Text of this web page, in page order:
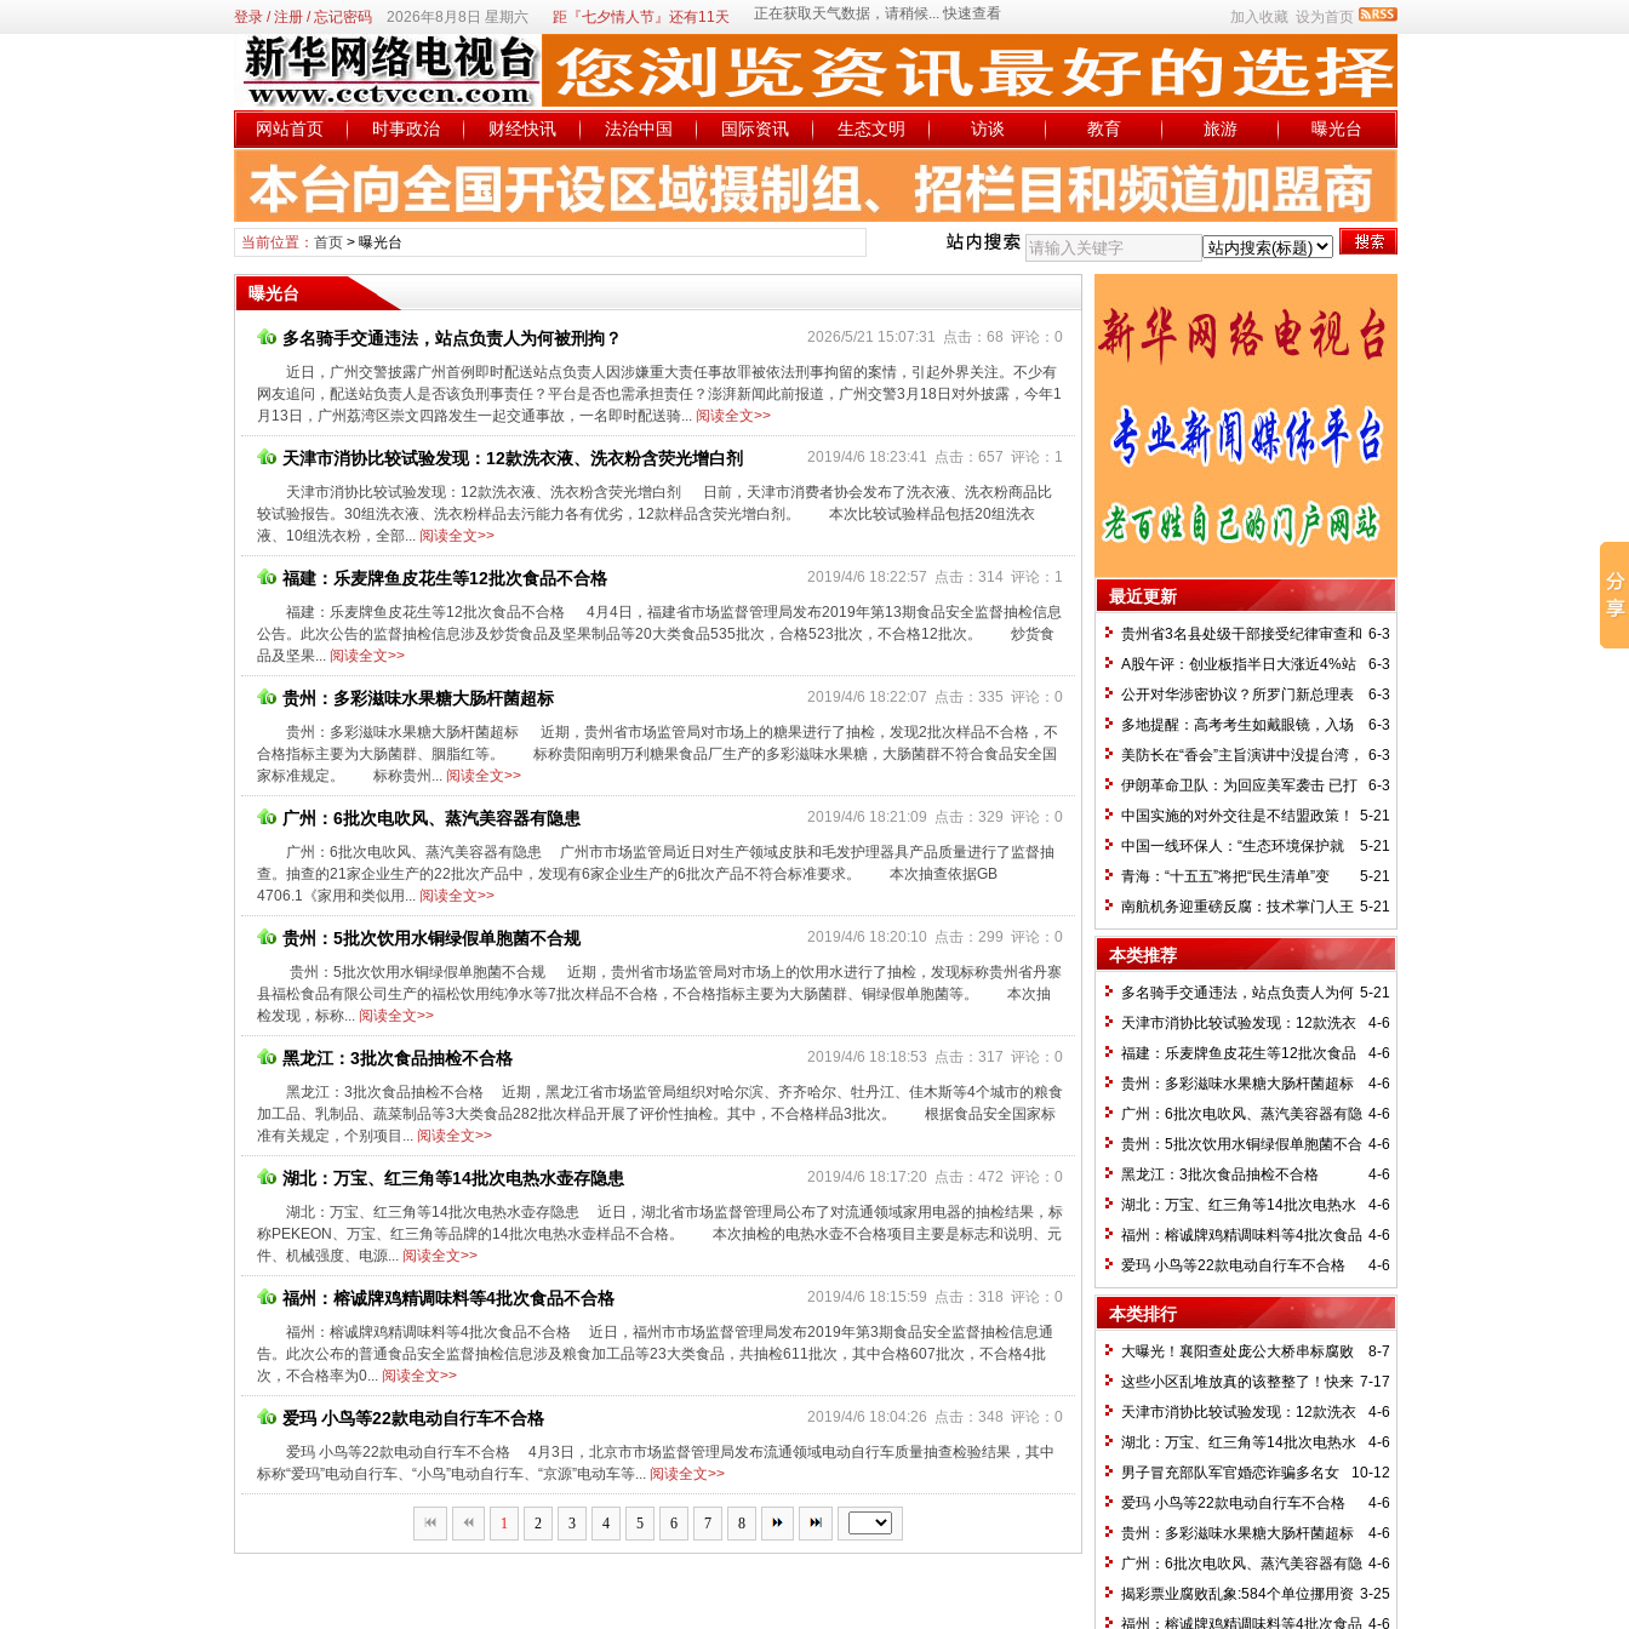
登录/注册/忘记密码 2026年8月8日 星期六 距『七夕情人节』还有11天 加入收藏 设为首页
网站首页 时事政治 财经快讯 法治中国 国际资讯 生态文明 访谈 教育 旅游 曝光台
当前位置： 首页> 曝光台
曝光台
2026/5/21 15:07:31 点击：68 评论：0
多名骑手交通违法，站点负责人为何被刑拘？
近日，广州交警披露广州首例即时配送站点负责人因涉嫌重大责任事故罪被依法刑事拘留的案情，引起外界关注。不少有
网友追问，配送站负责人是否该负刑事责任？平台是否也需承担责任？澎湃新闻此前报道，广州交警3月18日对外披露，今年1
月13日，广州荔湾区崇文四路发生一起交通事故，一名即时配送骑... 阅读全文>>
2019/4/6 18:23:41 点击：657 评论：1
天津市消协比较试验发现：12款洗衣液、洗衣粉含荧光增白剂
天津市消协比较试验发现：12款洗衣液、洗衣粉含荧光增白剂 日前，天津市消费者协会发布了洗衣液、洗衣粉商品比
较试验报告。30组洗衣液、洗衣粉样品去污能力各有优劣，12款样品含荧光增白剂。 本次比较试验样品包括20组洗衣
液、10组洗衣粉，全部... 阅读全文>>
2019/4/6 18:22:57 点击：314 评论：1
福建：乐麦牌鱼皮花生等12批次食品不合格
福建：乐麦牌鱼皮花生等12批次食品不合格 4月4日，福建省市场监督管理局发布2019年第13期食品安全监督抽检信息
公告。此次公告的监督抽检信息涉及炒货食品及坚果制品等20大类食品535批次，合格523批次，不合格12批次。 炒货食
品及坚果... 阅读全文>>
2019/4/6 18:22:07 点击：335 评论：0
贵州：多彩滋味水果糖大肠杆菌超标
贵州：多彩滋味水果糖大肠杆菌超标 近期，贵州省市场监管局对市场上的糖果进行了抽检，发现2批次样品不合格，不
合格指标主要为大肠菌群、胭脂红等。 标称贵阳南明万利糖果食品厂生产的多彩滋味水果糖，大肠菌群不符合食品安全国
家标准规定。 标称贵州... 阅读全文>>
2019/4/6 18:21:09 点击：329 评论：0
广州：6批次电吹风、蒸汽美容器有隐患
广州：6批次电吹风、蒸汽美容器有隐患 广州市市场监管局近日对生产领域皮肤和毛发护理器具产品质量进行了监督抽
查。抽查的21家企业生产的22批次产品中，发现有6家企业生产的6批次产品不符合标准要求。 本次抽查依据GB
4706.1《家用和类似用... 阅读全文>>
2019/4/6 18:20:10 点击：299 评论：0
贵州：5批次饮用水铜绿假单胞菌不合规
贵州：5批次饮用水铜绿假单胞菌不合规 近期，贵州省市场监管局对市场上的饮用水进行了抽检，发现标称贵州省丹寨
县福松食品有限公司生产的福松饮用纯净水等7批次样品不合格，不合格指标主要为大肠菌群、铜绿假单胞菌等。 本次抽
检发现，标称... 阅读全文>>
2019/4/6 18:18:53 点击：317 评论：0
黑龙江：3批次食品抽检不合格
黑龙江：3批次食品抽检不合格 近期，黑龙江省市场监管局组织对哈尔滨、齐齐哈尔、牡丹江、佳木斯等4个城市的粮食
加工品、乳制品、蔬菜制品等3大类食品282批次样品开展了评价性抽检。其中，不合格样品3批次。 根据食品安全国家标
准有关规定，个别项目... 阅读全文>>
2019/4/6 18:17:20 点击：472 评论：0
湖北：万宝、红三角等14批次电热水壶存隐患
湖北：万宝、红三角等14批次电热水壶存隐患 近日，湖北省市场监督管理局公布了对流通领域家用电器的抽检结果，标
称PEKEON、万宝、红三角等品牌的14批次电热水壶样品不合格。 本次抽检的电热水壶不合格项目主要是标志和说明、元
件、机械强度、电源... 阅读全文>>
2019/4/6 18:15:59 点击：318 评论：0
福州：榕诚牌鸡精调味料等4批次食品不合格
福州：榕诚牌鸡精调味料等4批次食品不合格 近日，福州市市场监督管理局发布2019年第3期食品安全监督抽检信息通
告。此次公布的普通食品安全监督抽检信息涉及粮食加工品等23大类食品，共抽检611批次，其中合格607批次，不合格4批
次，不合格率为0... 阅读全文>>
2019/4/6 18:04:26 点击：348 评论：0
爱玛 小鸟等22款电动自行车不合格
爱玛 小鸟等22款电动自行车不合格 4月3日，北京市市场监督管理局发布流通领域电动自行车质量抽查检验结果，其中
标称“爱玛”电动自行车、“小鸟”电动自行车、“京源”电动车等... 阅读全文>>
1 2 3 4 5 6 7 8
最近更新
6-3
贵州省3名县处级干部接受纪律审查和
监察调查
6-3
A股午评：创业板指半日大涨近4%站
上4200点，CPO、激光雷达、光通信等概
念走强
6-3
公开对华涉密协议？所罗门新总理表
态
6-3
多地提醒：高考考生如戴眼镜，入场
前须接受查验
6-3
美防长在“香会”主旨演讲中没提台湾，
国台办回应
6-3
伊朗革命卫队：为回应美军袭击 已打
击美以船只及美军基地
5-21
中国实施的对外交往是不结盟政策！
5-21
中国一线环保人：“生态环境保护就
是为民造福的实事”
5-21
青海：“十五五”将把“民生清单”变
成“幸福账单”
5-21
南航机务迎重磅反腐：技术掌门人王
锦申落马，昔日学霸高管为何折戟?
本类推荐
5-21
多名骑手交通违法，站点负责人为何
被刑拘？
4-6
天津市消协比较试验发现：12款洗衣
液、洗衣粉含荧光增白剂
4-6
福建：乐麦牌鱼皮花生等12批次食品
不合格
4-6
贵州：多彩滋味水果糖大肠杆菌超标
4-6
广州：6批次电吹风、蒸汽美容器有隐
患
4-6
贵州：5批次饮用水铜绿假单胞菌不合
规
4-6
黑龙江：3批次食品抽检不合格
4-6
湖北：万宝、红三角等14批次电热水
壶存隐患
4-6
福州：榕诚牌鸡精调味料等4批次食品
不合格
4-6
爱玛 小鸟等22款电动自行车不合格
本类排行
8-7
大曝光！襄阳查处庞公大桥串标腐败
案 多人被抓
7-17
这些小区乱堆放真的该整整了！快来
看看你的小区有没有类似情况
4-6
天津市消协比较试验发现：12款洗衣
液、洗衣粉含荧光增白剂
4-6
湖北：万宝、红三角等14批次电热水
壶存隐患
10-12
男子冒充部队军官婚恋诈骗多名女
子20余万
4-6
爱玛 小鸟等22款电动自行车不合格
4-6
贵州：多彩滋味水果糖大肠杆菌超标
4-6
广州：6批次电吹风、蒸汽美容器有隐
患
3-25
揭彩票业腐败乱象:584个单位挪用资
金33.3亿元
4-6
福州：榕诚牌鸡精调味料等4批次食品